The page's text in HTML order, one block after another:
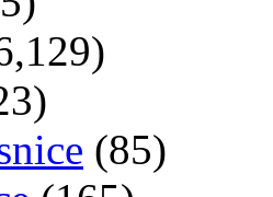
(85)